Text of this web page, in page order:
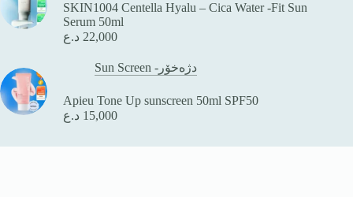
SKIN1004 Centella Hyalu – Cica Water -Fit Sun
Serum 50ml
22,000 د.ع
Sun Screen -دژەخۆر
Apieu Tone Up sunscreen 50ml SPF50
15,000 د.ع